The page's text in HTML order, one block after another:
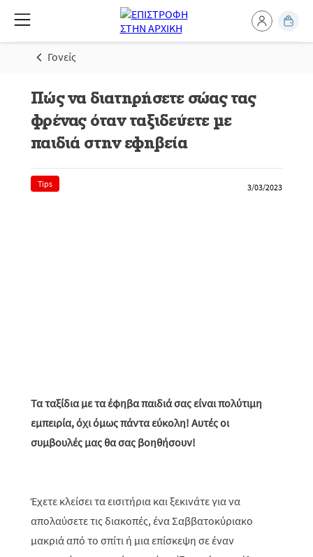
Γονείς
Πώς να διατηρήσετε σώας τας
φρένας όταν ταξιδεύετε με
παιδιά στην εφηβεία
Tips 3/03/2023
Τα ταξίδια με τα έφηβα παιδιά σας είναι πολύτιμη
εμπειρία, όχι όμως πάντα εύκολη! Αυτές οι
συμβουλές μας θα σας βοηθήσουν!
Έχετε κλείσει τα εισιτήρια και ξεκινάτε για να
απολαύσετε τις διακοπές, ένα Σαββατοκύριακο
μακριά από το σπίτι ή μια επίσκεψη σε έναν